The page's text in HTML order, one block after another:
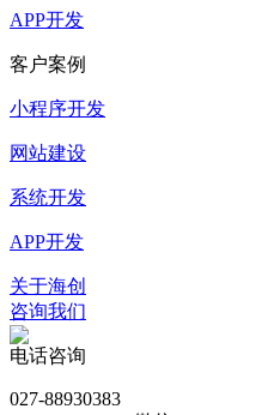
APP开发
客户案例
小程序开发
网站建设
系统开发
APP开发
关于海创
咨询我们
电话咨询
027-88930383